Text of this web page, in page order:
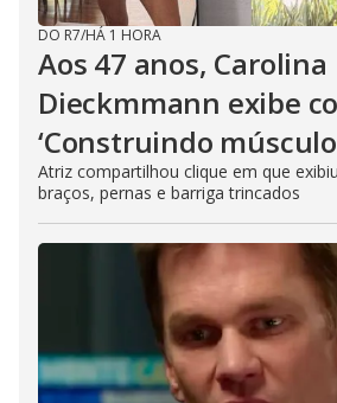
DO R7/HÁ 1 HORA
Aos 47 anos, Carolina
Dieckmmann exibe
‘Construindo
Atriz compartilhou clique em que
braços, pernas e barriga trincados